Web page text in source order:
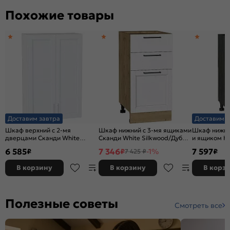
Похожие товары
Доставим завтра
Шкаф верхний с 2-мя
дверцами Сканди White
920*600*320
6 585₽
В корзину
Шкаф нижний с 3-мя ящиками
Сканди White Silkwood/Дуб
7 346₽7 425 ₽-1%
В корзину
Доставим
Шкаф
и ящиком
7 597₽
В
Полезные советы Смотреть все